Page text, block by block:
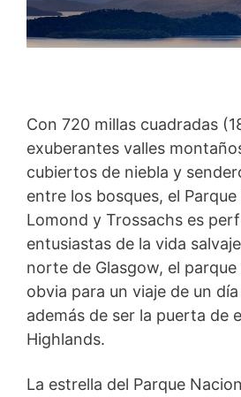
Con 720 millas cuadradas
exuberantes valles
cubiertos de niebla y
entre los bosques, el
Lomond y Trossachs es
entusiastas de la vida
norte de Glasgow, el
obvia para un viaje de un
además de ser la puerta de
Highlands.
La estrella del Parque